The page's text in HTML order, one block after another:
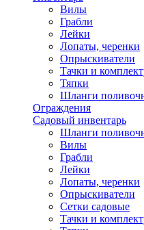
Вилы
Грабли
Лейки
Лопаты, черенки
Опрыскиватели
Тачки и
Тяпки
Шланги
Ограждения
Садовый инвентарь
Шланги
Вилы
Грабли
Лейки
Лопаты, черенки
Опрыскиватели
Сетки садовые
Тачки и